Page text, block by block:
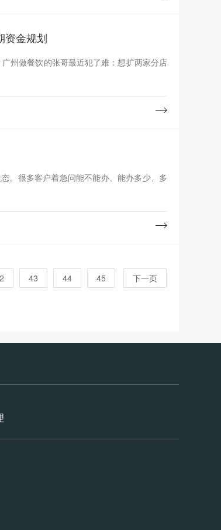
资金规划
。很多客户着急问能不能办、能办多少、多
43 44 45
下一页